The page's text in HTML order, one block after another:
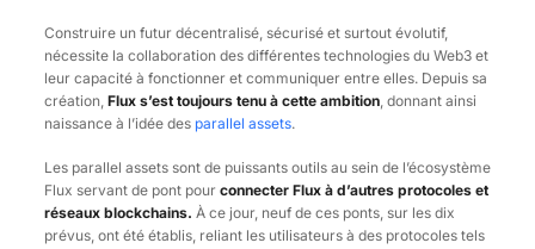
Construire un futur décentralisé, sécurisé et surtout évolutif,
nécessite la collaboration des différentes technologies du Web3 et
leur capacité à fonctionner et communiquer entre elles. Depuis sa
création, Flux s’est toujours tenu à cette ambition, donnant ainsi
naissance à l’idée des parallel assets.
Les parallel assets sont de puissants outils au sein de l’écosystème
Flux servant de pont pour connecter Flux à d’autres protocoles et
réseaux blockchains. À ce jour, neuf de ces ponts, sur les dix
prévus, ont été établis, reliant les utilisateurs à des protocoles tels